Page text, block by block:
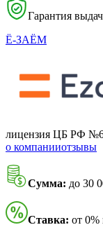
Гарантия
Ё-ЗАЁМ
лицензия ЦБ РФ
о компанииотзывы
Сумма: до 30
Ставка: от 0%